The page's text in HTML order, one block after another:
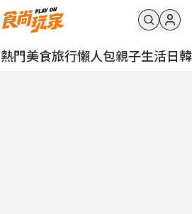
熱門美食旅行懶人包親子生活日韓